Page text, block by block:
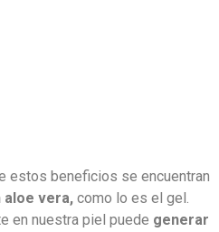
estos beneficios se encuentran
aloe vera, como lo es el gel.
en nuestra piel puede generar